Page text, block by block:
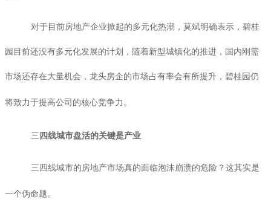
对于目前房地产企业掀起的多元化热潮，莫斌明确表示，碧桂
园目前还没有多元化发展的计划，随着新型城镇化的推进，国内刚需
市场还存在大量机会，龙头房企的市场占有率会有所提升，碧桂园仍
将致力于提高公司的核心竞争力。
三 四线城市盘活的关键是产业
三四线城市的房地产市场真的面临泡沫崩溃的危险？这其实是
一个伪命题。